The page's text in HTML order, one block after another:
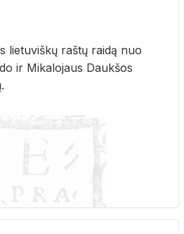
lie­tu­viš­kų raš­tų rai­dą nuo
ir Mi­ka­lo­jaus Dauk­šos